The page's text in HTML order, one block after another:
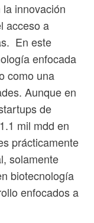
innovación
acceso a
En este
enfocada
como una
Aunque en
de
mil mdd en
prácticamente
solamente
biotecnología
enfocados a